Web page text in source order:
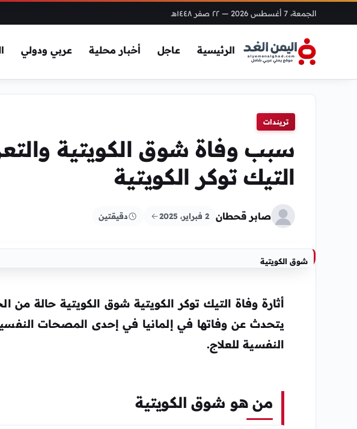
الجمعة، 7 أغسطس 2026 — ٢٢ صفر ١٤٤٨هـ
الرئيسية عاجل أخبار محلية عربي ودولي
تريندات
سبب وفاة شوق الكويتية
التيك توكر الكويتية
صابر قحطان 2 فبراير، 2025 دقيقتين
شوق الكويتية
أثارة وفاة التيك توكر الكويتية شوق الكويتية حالة من
يتحدث عن وفاتها في إلمانيا في إحدى المصحات
النفسية للعلاج.
من هو شوق الكويتية